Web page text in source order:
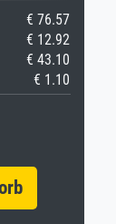
€ 76.57
€ 12.92
€ 43.10
€ 1.10